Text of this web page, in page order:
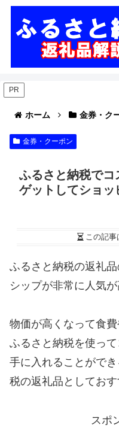
PR
ホーム 金券・ク
金券・クーポン
ふるさと納税でコ
ゲットしてショッ
この記事
ふるさと納税の返礼
シップが非常に人気が
物価が高くなって食
ふるさと納税を使っ
手に入れることがで
税の返礼品としておす
スポ